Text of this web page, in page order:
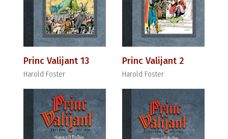
Princ Valijant 13
Harold Foster
Princ Valijant 2
Harold Foster